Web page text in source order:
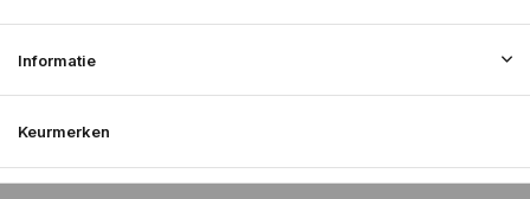
Informatie
Keurmerken